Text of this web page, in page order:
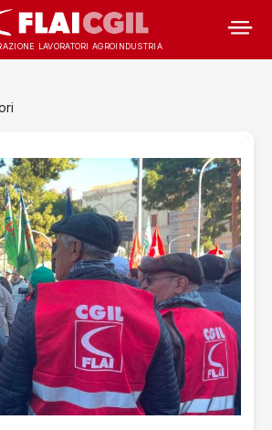
LAVORATORI AGROINDUSTRIA